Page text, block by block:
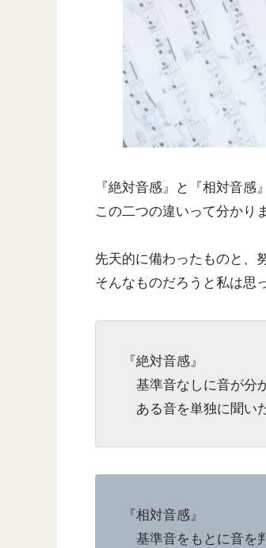
『絶対音感』と『相対音感』
この二つの違いって分かり
先天的に備わったものと、
そんなものだろうと私は思
『絶対音感』
基準音なしに音が分
ある音を単独に聞い
『相対音感』
基準音をもとに音を